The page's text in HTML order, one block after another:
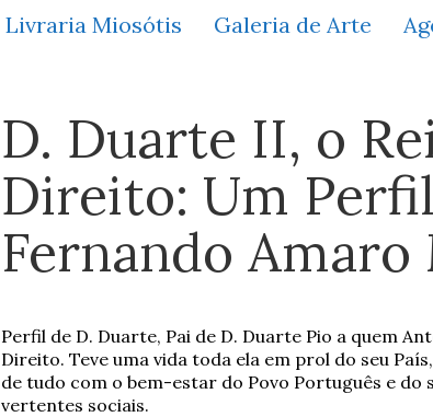
Livraria Miosótis Galeria de Arte
D. Duarte II, o
Direito: Um
Fernando
Perfil de D. Duarte, Pai de D. Duarte Pio a quem
Direito. Teve uma vida toda ela em prol do seu
de tudo com o bem-estar do Povo Português e do
vertentes sociais.